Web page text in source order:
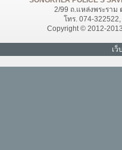
2/99 ถ.แหล่งพระราม
โทร. 074-
Copyright © 2012-
เ